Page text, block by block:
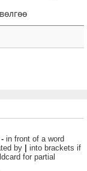
- in front of a word
by | into brackets if
for partial